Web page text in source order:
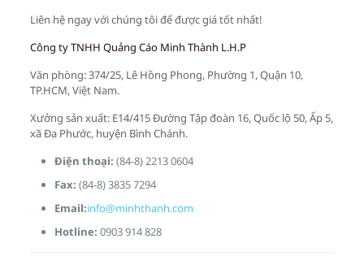
Liên hệ ngay với chúng tôi để được giá tốt nhất!
Công ty TNHH Quảng Cáo Minh Thành L.H.P
Văn phòng: 374/25, Lê Hồng Phong, Phường 1, Quận 10,
TP.HCM, Việt Nam.
Xưởng sản xuất: E14/415 Đường Tập đoàn 16, Quốc lộ 50, Ấp 5,
xã Đa Phước, huyện Bình Chánh.
Điện thoại: (84-8) 2213 0604
Fax: (84-8) 3835 7294
Email:info@minhthanh.com
Hotline: 0903 914 828